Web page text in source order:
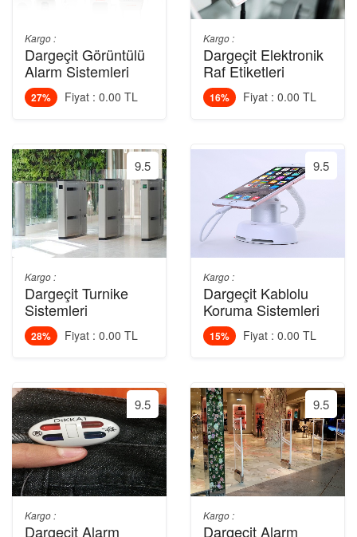
Kargo :
Dargeçit Görüntülü
Alarm Sistemleri
27% Fiyat : 0.00 TL
9.5
Kargo :
Dargeçit Turnike
Sistemleri
28% Fiyat : 0.00 TL
9.5
Kargo :
Dargeçit Alarm
Kargo :
Dargeçit Elektronik
Raf Etiketleri
16% Fiyat : 0.00 TL
9.5
Kargo :
Dargeçit Kablolu
Koruma Sistemleri
15% Fiyat : 0.00 TL
9.5
Kargo :
Dargeçit Alarm